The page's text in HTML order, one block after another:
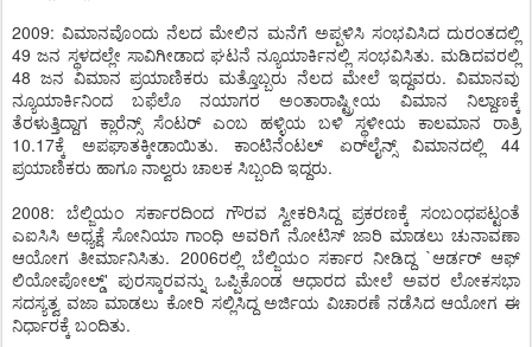
2009: ವಿಮಾನವೊಂದು ನೆಲದ ಮೇಲಿನ ಮನೆಗೆ ಅಪ್ಪಳಿಸಿ ಸಂಭವಿಸಿದ ದುರಂತದಲ್ಲಿ
49 ಜನ ಸ್ಥಳದಲ್ಲೇ ಸಾವಿಗೀಡಾದ ಘಟನೆ ನ್ಯೂಯಾರ್ಕಿನಲ್ಲಿ ಸಂಭವಿಸಿತು. ಮಡಿದವರಲ್ಲಿ
48 ಜನ ವಿಮಾನ ಪ್ರಯಾಣಿಕರು ಮತ್ತೊಬ್ಬರು ನೆಲದ ಮೇಲೆ ಇದ್ದವರು. ವಿಮಾನವು
ನ್ಯೂಯಾರ್ಕಿನಿಂದ ಬಫೆಲೊ ನಯಾಗರ ಅಂತಾರಾಷ್ಟ್ರೀಯ ವಿಮಾನ ನಿಲ್ದಾಣಕ್ಕೆ
ತೆರಳುತ್ತಿದ್ದಾಗ ಕ್ಲಾರೆನ್ಸ್ ಸೆಂಟರ್ ಎಂಬ ಹಳ್ಳಿಯ ಬಳಿ ಸ್ಥಳೀಯ ಕಾಲಮಾನ ರಾತ್ರಿ
10.17ಕ್ಕೆ ಅಪಘಾತಕ್ಕೀಡಾಯಿತು. ಕಾಂಟಿನೆಂಟಲ್ ಏರ್‌ಲೈನ್ಸ್ ವಿಮಾನದಲ್ಲಿ 44
ಪ್ರಯಾಣಿಕರು ಹಾಗೂ ನಾಲ್ವರು ಚಾಲಕ ಸಿಬ್ಬಂದಿ ಇದ್ದರು.
2008: ಬೆಲ್ಜಿಯಂ ಸರ್ಕಾರದಿಂದ ಗೌರವ ಸ್ವೀಕರಿಸಿದ್ದ ಪ್ರಕರಣಕ್ಕೆ ಸಂಬಂಧಪಟ್ಟಂತೆ
ಎಐಸಿಸಿ ಅಧ್ಯಕ್ಷೆ ಸೋನಿಯಾ ಗಾಂಧಿ ಅವರಿಗೆ ನೋಟಿಸ್ ಜಾರಿ ಮಾಡಲು ಚುನಾವಣಾ
ಆಯೋಗ ತೀರ್ಮಾನಿಸಿತು. 2006ರಲ್ಲಿ ಬೆಲ್ಜಿಯಂ ಸರ್ಕಾರ ನೀಡಿದ್ದ `ಆರ್ಡರ್ ಆಫ್
ಲಿಯೋಪೋಲ್ಡ್' ಪುರಸ್ಕಾರವನ್ನು ಒಪ್ಪಿಕೊಂಡ ಆಧಾರದ ಮೇಲೆ ಅವರ ಲೋಕಸಭಾ
ಸದಸ್ಯತ್ವ ವಜಾ ಮಾಡಲು ಕೋರಿ ಸಲ್ಲಿಸಿದ್ದ ಅರ್ಜಿಯ ವಿಚಾರಣೆ ನಡೆಸಿದ ಆಯೋಗ ಈ
ನಿರ್ಧಾರಕ್ಕೆ ಬಂದಿತು.